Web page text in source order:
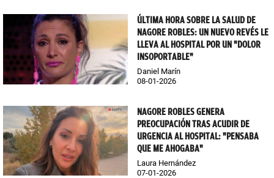
ÚLTIMA HORA SOBRE LA SALUD DE
NAGORE ROBLES: UN NUEVO REVÉS LE
LLEVA AL HOSPITAL POR UN "DOLOR
INSOPORTABLE"
Daniel Marín
08-01-2026
NAGORE ROBLES GENERA
PREOCUPACIÓN TRAS ACUDIR DE
URGENCIA AL HOSPITAL: "PENSABA
QUE ME AHOGABA"
Laura Hernández
07-01-2026